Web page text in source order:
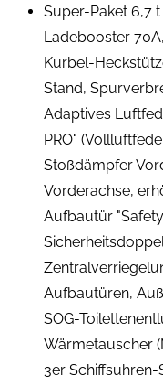
Super-Paket 6,7
Ladebooster
Kurbel-
Stand,
Adaptives
PRO"
Stoßdämpfer
Vorderachse,
Aufbautür
Aufbautüren,
SOG-
Wärmetauscher
3er